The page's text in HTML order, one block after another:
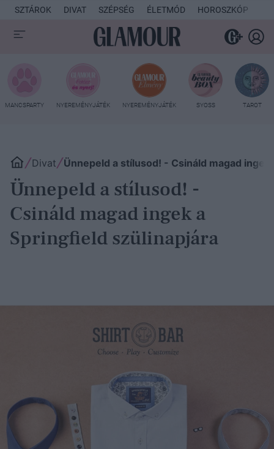
SZTÁROK DIVAT SZÉPSÉG ÉLETMÓD HOROSZKÓP
MANCSPARTY NYEREMÉNYJÁTÉK NYEREMÉNYJÁTÉK SYOSS TAROT
Divat Ünnepeld a stílusod! - Csináld magad
Ünnepeld a stílusod! -
Csináld magad ingek a
Springfield szülinapjára